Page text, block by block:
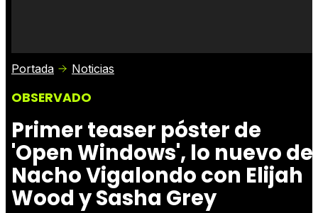
Críticas
Portada Noticias
OBSERVADO
Primer teaser póster de
'Open Windows', lo nuevo de
Nacho Vigalondo con Elijah
Wood y Sasha Grey